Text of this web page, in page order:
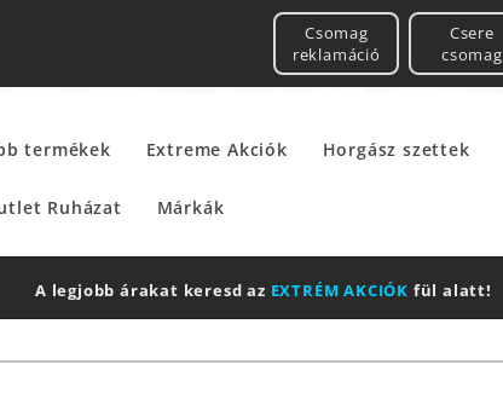
Csomag
reklamáció
Csere
csomag
termékek Extreme Akciók Horgász szettek
Ruházat Márkák
2 db Shimano Aero Technium +LeathermanMultitool